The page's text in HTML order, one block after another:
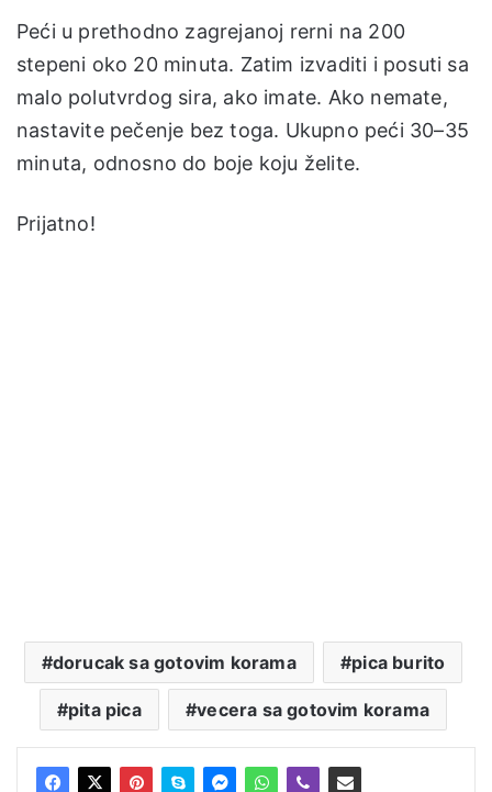
Peći u prethodno zagrejanoj rerni na 200
stepeni oko 20 minuta. Zatim izvaditi i posuti sa
malo polutvrdog sira, ako imate. Ako nemate,
nastavite pečenje bez toga. Ukupno peći 30–35
minuta, odnosno do boje koju želite.
Prijatno!
dorucak sa gotovim korama pica burito
pita pica vecera sa gotovim korama